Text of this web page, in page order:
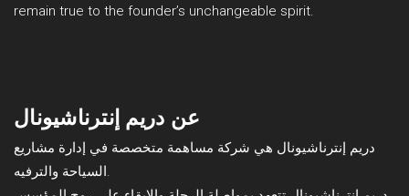
remain true to the founder’s unchangeable spirit.
عن دريم إنترناشيونال
دريم إنترناشيونال هي شركة مساهمة متخصصة في إدارة مشاريع
السياحة والترفيه.